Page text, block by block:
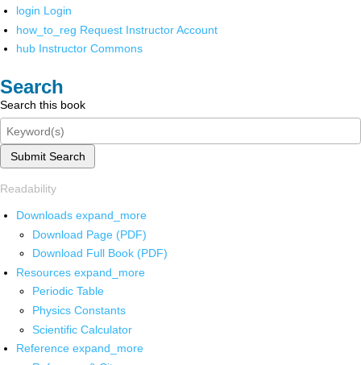
login Login
how_to_reg Request Instructor Account
hub Instructor Commons
Search
Search this book
Submit Search
Readability
Downloads expand_more
Download Page (PDF)
Download Full Book (PDF)
Resources expand_more
Periodic Table
Physics Constants
Scientific Calculator
Reference expand_more